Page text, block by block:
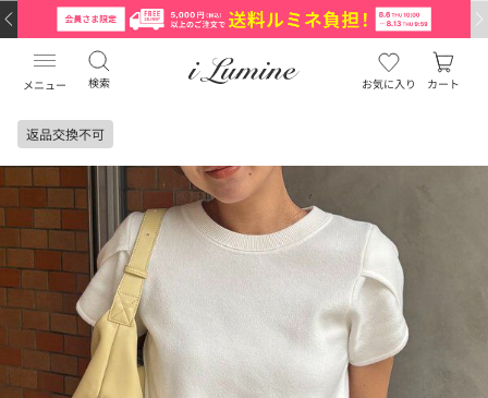
メニュー 検索 お気に入り カート
返品交換不可